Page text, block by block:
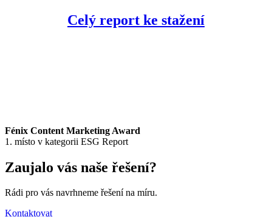
Celý report ke stažení
Fénix Content Marketing Award
1. místo v kategorii ESG Report
Zaujalo vás naše řešení?
Rádi pro vás navrhneme řešení na míru.
Kontaktovat